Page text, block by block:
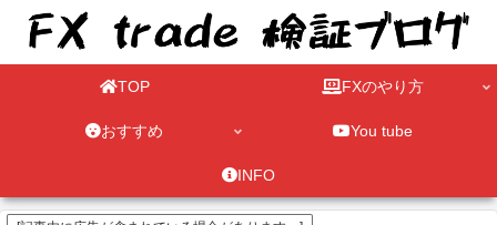
TOP FXのやり方
おすすめ You tube
INFO